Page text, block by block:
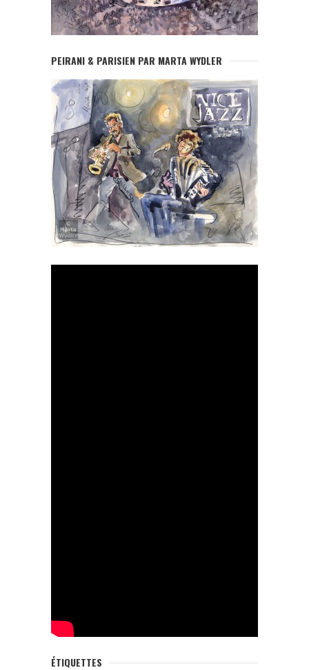
PEIRANI & PARISIEN PAR MARTA WYDLER
ÉTIQUETTES